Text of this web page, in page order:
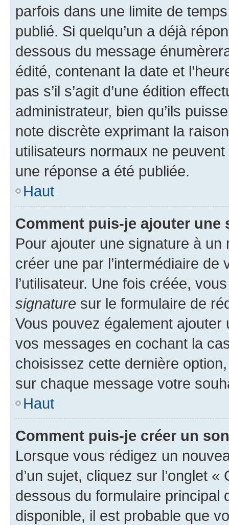
parfois dans une limite de
publié. Si quelqu’un a déjà
dessous du message
édité, contenant la date et
pas s’il s’agit d’une édition
administrateur, bien qu’ils
note discrète exprimant la
utilisateurs normaux ne
une réponse a été publiée.
Haut
Comment puis-je ajouter une
Pour ajouter une signature à un
créer une par l’intermédiaire
l’utilisateur. Une fois créée,
signature sur le formulaire de
Vous pouvez également
vos messages en cochant la
choisissez cette dernière
sur chaque message votre
Haut
Comment puis-je créer un
Lorsque vous rédigez un
d’un sujet, cliquez sur l’onglet
dessous du formulaire principal
disponible, il est probable que